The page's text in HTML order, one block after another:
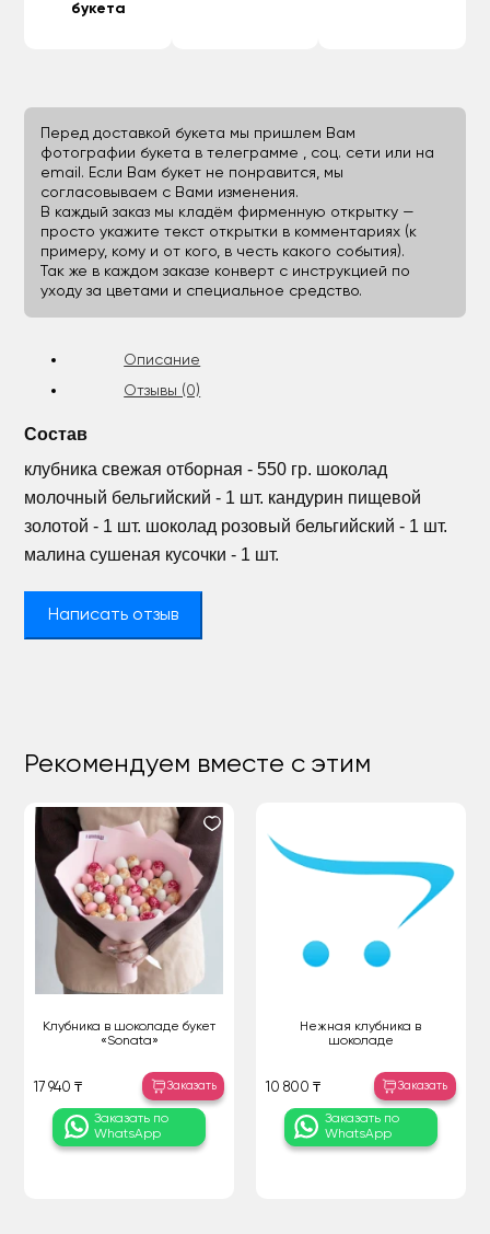
букета
Перед доставкой букета мы пришлем Вам
фотографии букета в телеграмме , соц. сети или на
email. Если Вам букет не понравится, мы
согласовываем с Вами изменения.
В каждый заказ мы кладём фирменную открытку —
просто укажите текст открытки в комментариях (к
примеру, кому и от кого, в честь какого события).
Так же в каждом заказе конверт с инструкцией по
уходу за цветами и специальное средство.
Описание
Отзывы (0)
Состав
клубника свежая отборная - 550 гр. шоколад
молочный бельгийский - 1 шт. кандурин пищевой
золотой - 1 шт. шоколад розовый бельгийский - 1 шт.
малина сушеная кусочки - 1 шт.
Написать отзыв
Рекомендуем вместе с этим
Клубника в шоколаде букет
«Sonata»
17 940 ₸ Заказать
Заказать по
WhatsApp
Нежная клубника в
шоколаде
10 800 ₸ Заказать
Заказать по
WhatsApp